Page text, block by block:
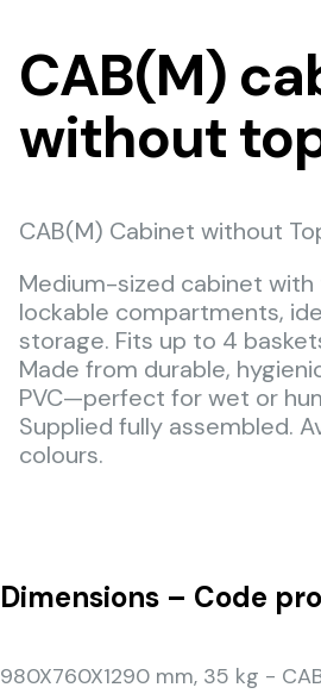
CAB(M)
without
CAB(M) Cabinet without
Medium-sized cabinet
lockable compartments,
storage. Fits up to 4
Made from durable,
PVC—perfect for wet or
Supplied fully assembled.
colours.
Dimensions – Code
980X760X1290 mm, 35 kg -